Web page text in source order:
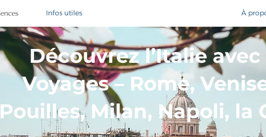
Infos utiles À
Découvrez l’Italie avec
Voyages – Rome,
Pouilles, Milan, Napoli, la